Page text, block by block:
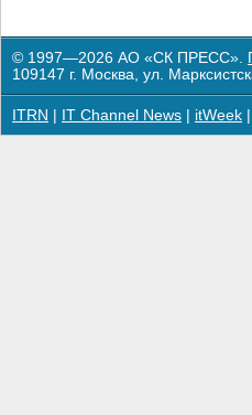
© 1997—2026 АО «СК ПРЕСС».
109147 г. Москва, ул.
ITRN IT Channel News itWeek